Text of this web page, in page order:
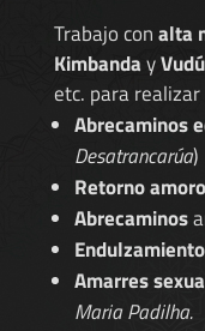
Trabajo conalta
KimbandayVudú
etc. para
Abrecaminos
Desatrancarúa)
Retorno
Abrecaminos
Amarres
Maria Padilha.